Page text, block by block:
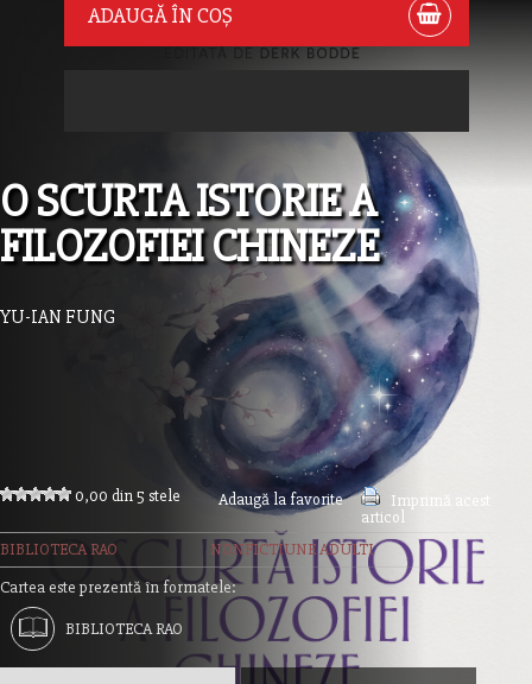
ADAUGĂ ÎN COȘ
O SCURTA ISTORIE A
FILOZOFIEI CHINEZE
YU-IAN FUNG
0,00 din 5 stele Adaugă la favorite
Imprimă acest
articol
BIBLIOTECA RAO
NONFICTIUNE ADULTI
Cartea este prezentă în formatele:
BIBLIOTECA RAO